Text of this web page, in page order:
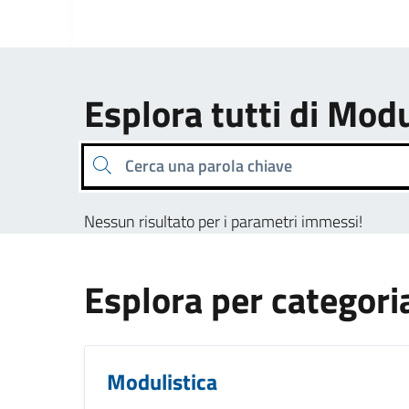
Esplora tutti di
Cerca una parola chiave
Nessun risultato per i parametri immessi!
Esplora per
Modulistica